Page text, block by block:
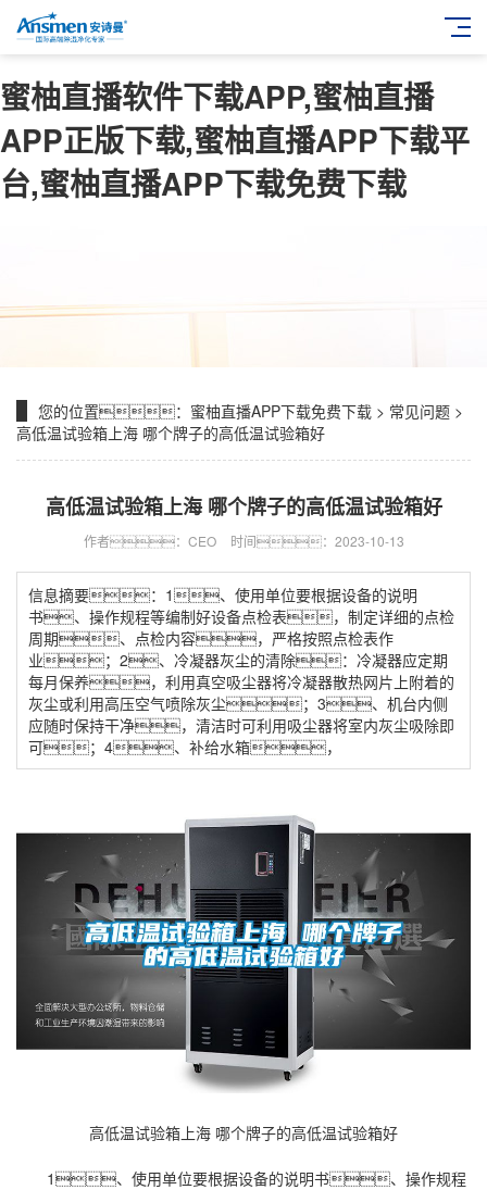
蜜柚直播软件下载APP,蜜柚直播
APP正版下载,蜜柚直播APP下载平
台,蜜柚直播APP下载免费下载
您的位置： 蜜柚直播APP下载免费下载 > 常见问题 >
高低温试验箱上海 哪个牌子的高低温试验箱好
高低温试验箱上海 哪个牌子的高低温试验箱好
作者：CEO 时间：2023-10-13
信息摘要：1、使用单位要根据设备的说明
书、操作规程等编制好设备点检表，制定详细的点检
周期、点检内容，严格按照点检表作
业；2、冷凝器灰尘的清除：冷凝器应定期
每月保养，利用真空吸尘器将冷凝器散热网片上附着的
灰尘或利用高压空气喷除灰尘；3、机台内侧
应随时保持干净，清洁时可利用吸尘器将室内灰尘吸除即
可；4、补给水箱，
高低温试验箱上海 哪个牌子的高低温试验箱好
1、使用单位要根据设备的说明书、操作规程